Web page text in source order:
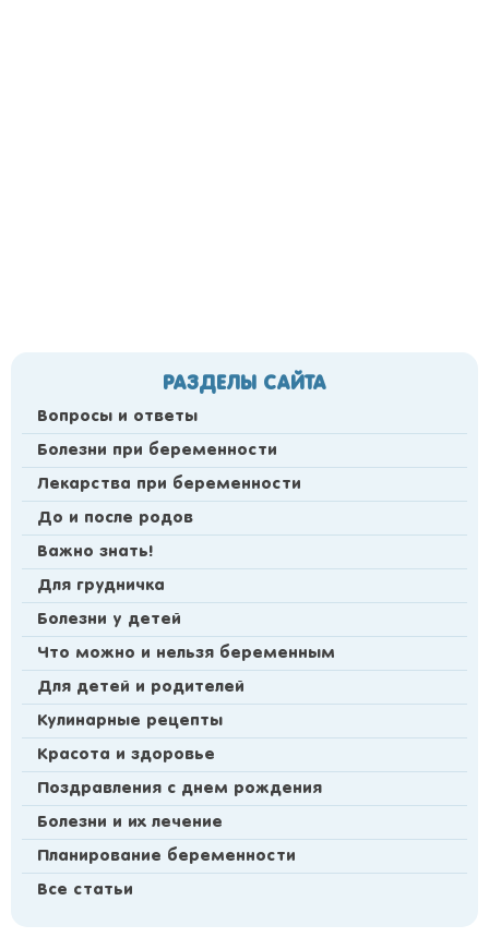
РАЗДЕЛЫ САЙТА
Вопросы и ответы
Болезни при беременности
Лекарства при беременности
До и после родов
Важно знать!
Для грудничка
Болезни у детей
Что можно и нельзя беременным
Для детей и родителей
Кулинарные рецепты
Красота и здоровье
Поздравления с днем рождения
Болезни и их лечение
Планирование беременности
Все статьи